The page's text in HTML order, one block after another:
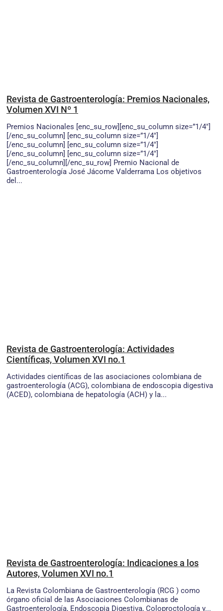
Revista de Gastroenterología: Premios Nacionales,
Volumen XVI Nº 1
Premios Nacionales [enc_su_row][enc_su_column size=”1/4″]
[/enc_su_column] [enc_su_column size=”1/4″]
[/enc_su_column] [enc_su_column size=”1/4″]
[/enc_su_column] [enc_su_column size=”1/4″]
[/enc_su_column][/enc_su_row] Premio Nacional de
Gastroenterología José Jácome Valderrama Los objetivos
del...
Revista de Gastroenterología: Actividades
Científicas, Volumen XVI no.1
Actividades científicas de las asociaciones colombiana de
gastroenterología (ACG), colombiana de endoscopia digestiva
(ACED), colombiana de hepatología (ACH) y la...
Revista de Gastroenterología: Indicaciones a los
Autores, Volumen XVI no.1
La Revista Colombiana de Gastroenterología (RCG ) como
órgano oficial de las Asociaciones Colombianas de
Gastroenterología, Endoscopia Digestiva, Coloproctología y...